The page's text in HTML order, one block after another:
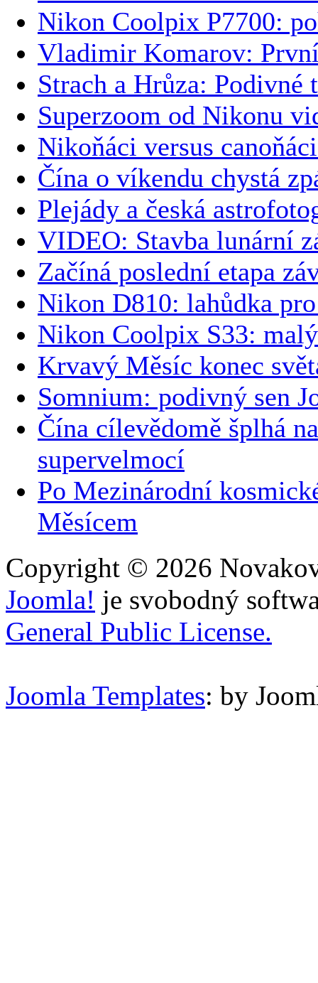
Nikon Coolpix P7700:
Vladimir Komarov:
Strach a Hrůza:
Superzoom od Nikonu
Nikoňáci versus
Čína o víkendu chystá
Plejády a česká
VIDEO: Stavba lunární
Začíná poslední etapa
Nikon D810: lahůdka
Nikon Coolpix S33:
Krvavý Měsíc konec
Somnium: podivný sen
Čína cílevědomě šplhá
supervelmocí
Po Mezinárodní
Měsícem
Copyright © 2026
Joomla! je svobodný
General Public License.
Joomla Templates: by